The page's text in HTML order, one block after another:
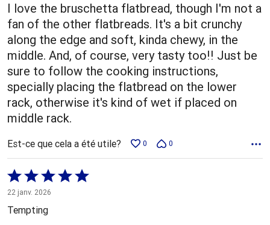
I love the bruschetta flatbread, though I'm not a
fan of the other flatbreads. It's a bit crunchy
along the edge and soft, kinda chewy, in the
middle. And, of course, very tasty too!! Just be
sure to follow the cooking instructions,
specially placing the flatbread on the lower
rack, otherwise it's kind of wet if placed on
middle rack.
Est-ce que cela a été utile? 0 0
Coté
5 sur
5
22 janv. 2026
Tempting